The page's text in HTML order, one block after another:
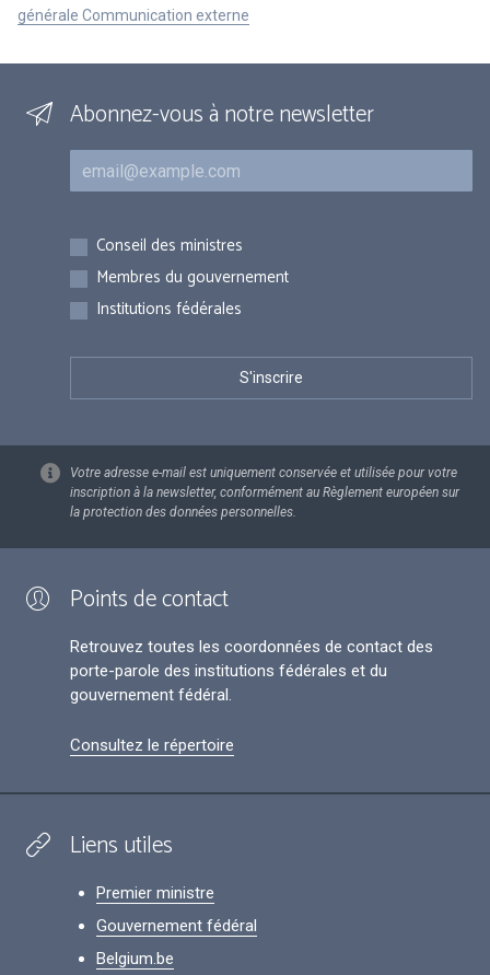
générale Communication externe
Abonnez-vous à notre newsletter
Courriel
Inscriptions
Conseil des ministres
Membres du gouvernement
Institutions fédérales
Votre adresse e-mail est uniquement conservée et utilisée pour votre
inscription à la newsletter, conformément au Règlement européen sur
la protection des données personnelles.
Points de contact
Retrouvez toutes les coordonnées de contact des
porte-parole des institutions fédérales et du
gouvernement fédéral.
Consultez le répertoire
Liens utiles
Premier ministre
Gouvernement fédéral
Belgium.be